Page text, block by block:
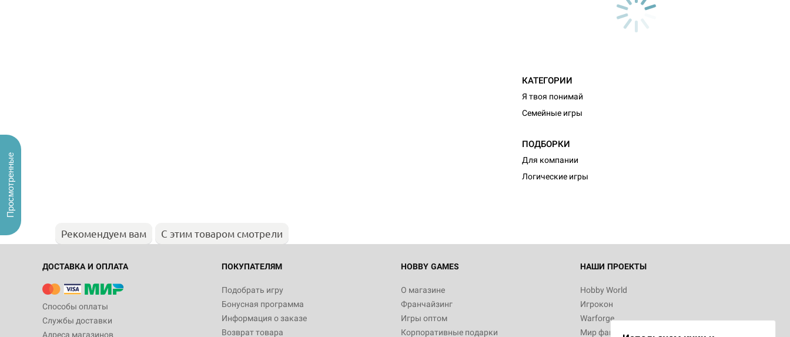
КАТЕГОРИИ
Я твоя понимай
Семейные игры
ПОДБОРКИ
Для компании
Логические игры
Рекомендуем вам С этим товаром смотрели
ДОСТАВКА И ОПЛАТА
Способы оплаты
Службы доставки
Адреса магазинов
ПОКУПАТЕЛЯМ
Подобрать игру
Бонусная программа
Информация о заказе
Возврат товара
HOBBY GAMES
О магазине
Франчайзинг
Игры оптом
Корпоративные подарки
НАШИ ПРОЕКТЫ
Hobby World
Игрокон
Warforge
Мир фантастики
Просмотренные
Настольная игра Hobby World Монстры
Белая смерть
12 990
Настольная игра Hobby World Берсерк.